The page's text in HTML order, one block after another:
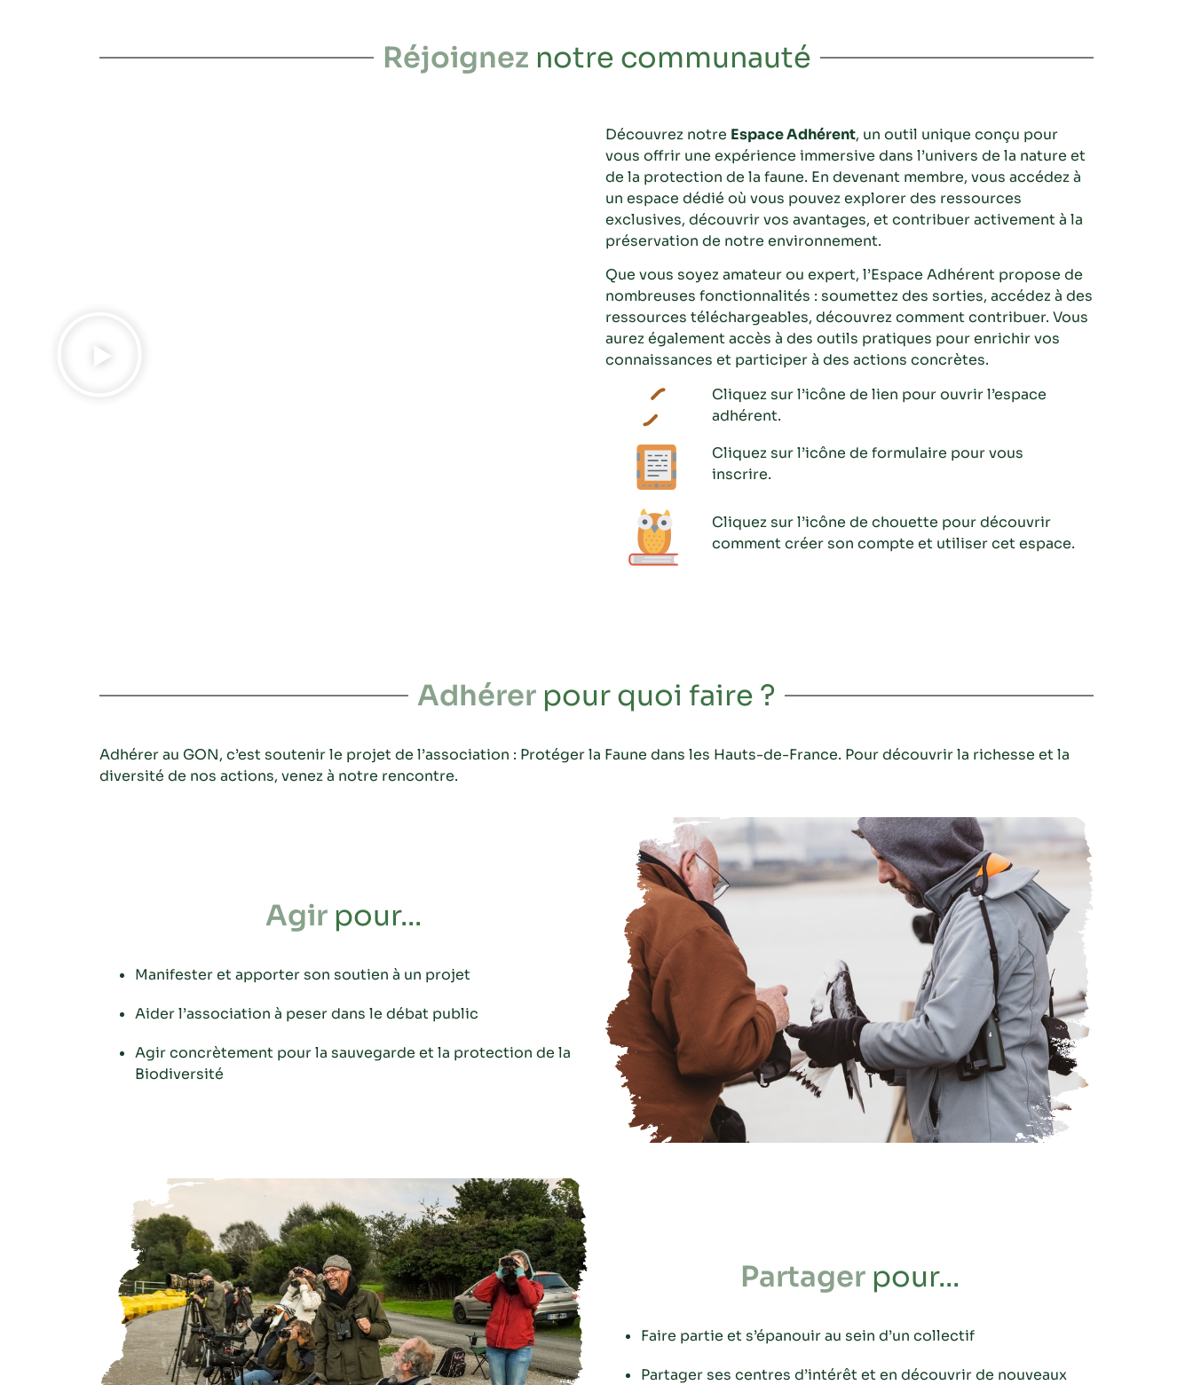
Réjoignez notre communauté
Découvrez notre Espace Adhérent, un outil unique conçu pour
vous offrir une expérience immersive dans l’univers de la nature et
de la protection de la faune. En devenant membre, vous accédez à
un espace dédié où vous pouvez explorer des ressources
exclusives, découvrir vos avantages, et contribuer activement à la
préservation de notre environnement.
Que vous soyez amateur ou expert, l’Espace Adhérent propose de
nombreuses fonctionnalités : soumettez des sorties, accédez à des
ressources téléchargeables, découvrez comment contribuer. Vous
aurez également accès à des outils pratiques pour enrichir vos
connaissances et participer à des actions concrètes.
Cliquez sur l’icône de lien pour ouvrir l’espace
adhérent.
Cliquez sur l’icône de formulaire pour vous
inscrire.
Cliquez sur l’icône de chouette pour découvrir
comment créer son compte et utiliser cet espace.
Adhérer pour quoi faire ?
Adhérer au GON, c’est soutenir le projet de l’association : Protéger la Faune dans les Hauts-de-France. Pour découvrir la richesse et la
diversité de nos actions, venez à notre rencontre.
Agir pour...
Manifester et apporter son soutien à un projet
Aider l’association à peser dans le débat public
Agir concrètement pour la sauvegarde et la protection de la
Biodiversité
Partager pour...
Faire partie et s’épanouir au sein d’un collectif
Partager ses centres d’intérêt et en découvrir de nouveaux